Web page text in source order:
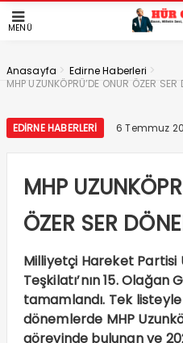
MENÜ
Anasayfa > Edirne Haberleri >
MHP UZUNKÖPRÜ’DE ONUR ÖZER SER
EDIRNE HABERLERI 6 Temmuz
MHP
ÖZER SER
Milliyetçi Hareket Partisi
Teşkilatı’nın 15. Olağan
tamamlandı. Tek
dönemlerde MHP
görevinde bulunan ve